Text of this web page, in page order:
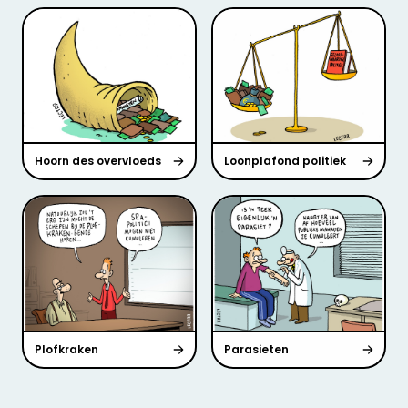
Hoorn des overvloeds Loonplafond politiek
Plofkraken Parasieten